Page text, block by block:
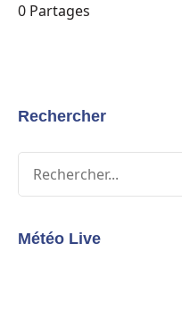
0 Partages
Rechercher
Météo Live